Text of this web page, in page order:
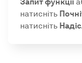
натисніть
натисніть